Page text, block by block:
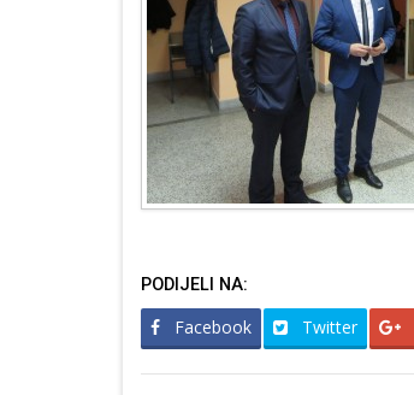
PODIJELI NA:
Facebook Twitter